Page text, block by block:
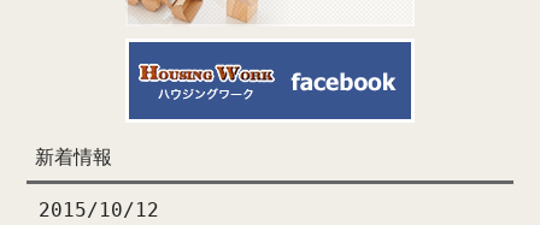
新着情報
2015/10/12